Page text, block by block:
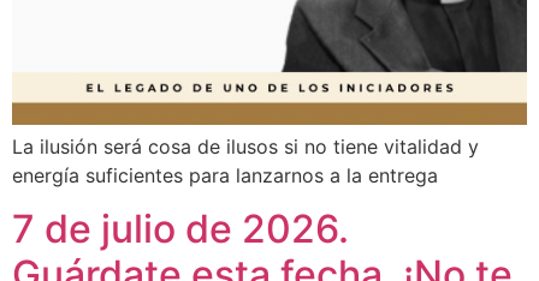
La ilusión será cosa de ilusos si no tiene vitalidad y
energía suficientes para lanzarnos a la entrega
7 de julio de 2026.